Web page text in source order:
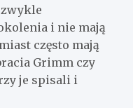
i nie mają
często mają
Grimm czy
je spisali i